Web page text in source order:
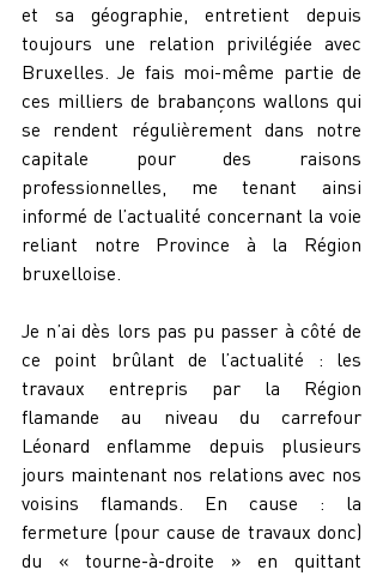
et sa géographie, entretient depuis
toujours une relation privilégiée avec
Bruxelles. Je fais moi-même partie de
ces milliers de brabançons wallons qui
se rendent régulièrement dans notre
capitale pour des raisons
professionnelles, me tenant ainsi
informé de l’actualité concernant la voie
reliant notre Province à la Région
bruxelloise.
Je n’ai dès lors pas pu passer à côté de
ce point brûlant de l’actualité : les
travaux entrepris par la Région
flamande au niveau du carrefour
Léonard enflamme depuis plusieurs
jours maintenant nos relations avec nos
voisins flamands. En cause : la
fermeture (pour cause de travaux donc)
du « tourne-à-droite » en quittant